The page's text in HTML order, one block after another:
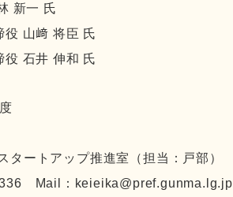
新一 氏
役 山﨑 将臣 氏
役 石井 伸和 氏
タートアップ推進室（担当：戸部）
：keieika@pref.gunma.lg.jp